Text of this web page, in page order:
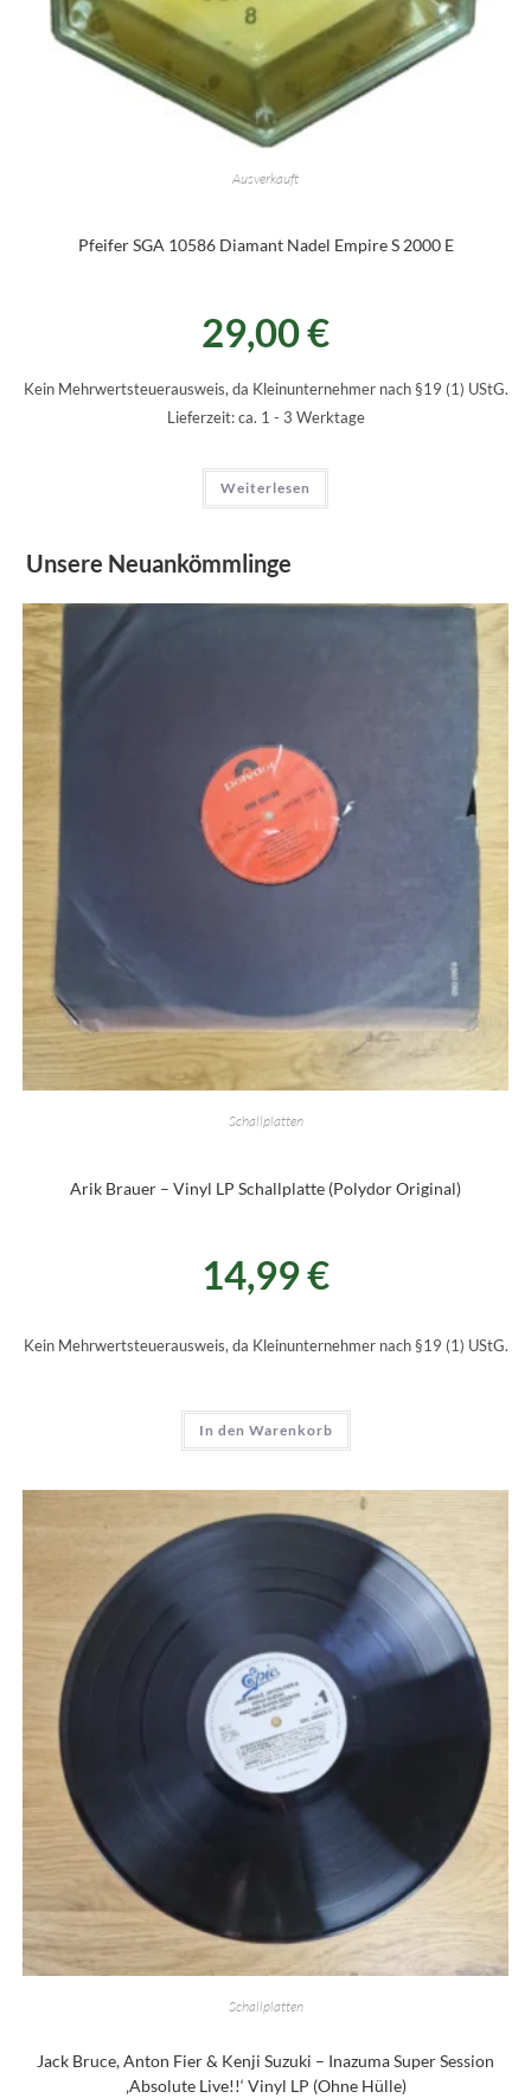
Ausverkauft
Pfeifer SGA 10586 Diamant Nadel Empire S 2000 E
29,00€
Kein Mehrwertsteuerausweis, da Kleinunternehmer nach §19 (1) UStG.
Lieferzeit: ca. 1 - 3 Werktage
Weiterlesen
Unsere Neuankömmlinge
Schallplatten
Arik Brauer – Vinyl LP Schallplatte (Polydor Original)
14,99€
Kein Mehrwertsteuerausweis, da Kleinunternehmer nach §19 (1) UStG.
In den Warenkorb
Schallplatten
Jack Bruce, Anton Fier & Kenji Suzuki – Inazuma Super Session
‚Absolute Live!!‘ Vinyl LP (Ohne Hülle)